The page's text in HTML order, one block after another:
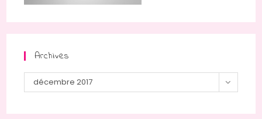
Archives
Archives
décembre 2017